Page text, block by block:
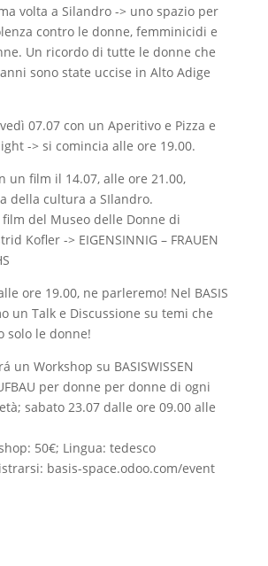
volta a Silandro -> uno spazio per
contro le donne, femminicidi e
Un ricordo di tutte le donne che
sono state uccise in Alto Adige
07.07 con un Aperitivo e Pizza e
-> si comincia alle ore 19.00.
un film il 14.07, alle ore 21.00,
della cultura a SIlandro.
del Museo delle Donne di
Kofler -> EIGENSINNIG – FRAUEN
ore 19.00, ne parleremo! Nel BASIS
un Talk e Discussione su temi che
solo le donne!
un Workshop su BASISWISSEN
per donne per donne di ogni
sabato 23.07 dalle ore 09.00 alle
50€; Lingua: tedesco
basis-space.odoo.com/event